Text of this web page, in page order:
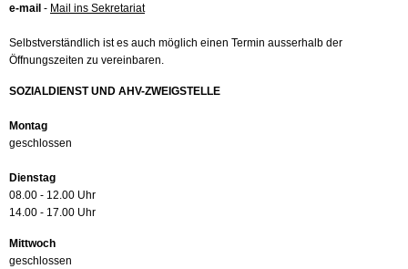
e-mail - Mail ins Sekretariat
Selbstverständlich ist es auch möglich einen Termin ausserhalb der
Öffnungszeiten zu vereinbaren.
SOZIALDIENST UND AHV-ZWEIGSTELLE
Montag
geschlossen
Dienstag
08.00 - 12.00 Uhr
14.00 - 17.00 Uhr
Mittwoch
geschlossen